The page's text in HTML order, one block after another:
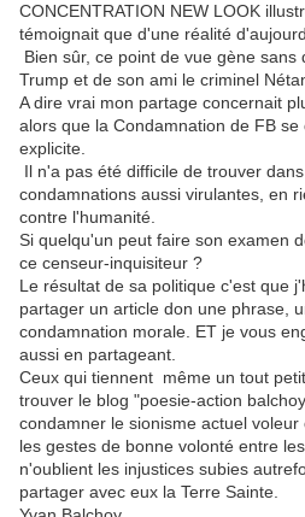
CONCENTRATION NEW LOOK
témoignait que d'une réalité
Bien sûr, ce point de vue gène
Trump et de son ami le criminel
A dire vrai mon partage concernait
alors que la Condamnation de FB
explicite.
Il n'a pas été difficile de trouver
condamnations aussi virulantes, en
contre l'humanité.
Si quelqu'un peut faire son examen
ce censeur-inquisiteur ?
Le résultat de sa politique c'est que
partager un article don une phrase,
condamnation morale. ET je vous
aussi en partageant.
Ceux qui tiennent même un tout
trouver le blog "poesie-action
condamner le sionisme actuel
les gestes de bonne volonté entre
n'oublient les injustices subies
partager avec eux la Terre Sainte.